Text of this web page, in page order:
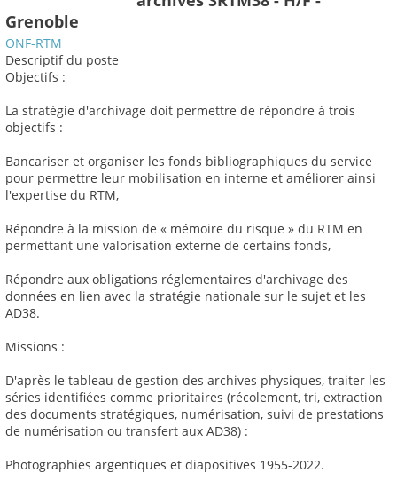
Grenoble
ONF-RTM
Descriptif du poste
Objectifs :
La stratégie d'archivage doit permettre de répondre à trois
objectifs :
Bancariser et organiser les fonds bibliographiques du service
pour permettre leur mobilisation en interne et améliorer ainsi
l'expertise du RTM,
Répondre à la mission de « mémoire du risque » du RTM en
permettant une valorisation externe de certains fonds,
Répondre aux obligations réglementaires d'archivage des
données en lien avec la stratégie nationale sur le sujet et les
AD38.
Missions :
D'après le tableau de gestion des archives physiques, traiter les
séries identifiées comme prioritaires (récolement, tri, extraction
des documents stratégiques, numérisation, suivi de prestations
de numérisation ou transfert aux AD38) :
Photographies argentiques et diapositives 1955-2022.